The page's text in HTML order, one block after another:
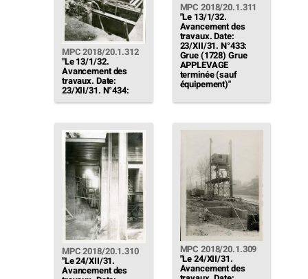
MPC 2018/20.1.312
"Le 13/1/32.
Avancement des
travaux. Date:
23/XII/31. N°434:
Claies rotatives
(depuis le 12/XII/31
On la voit tourner. La
2ème en cours de
montage"
MPC 2018/20.1.311
"Le 13/1/32.
Avancement des
travaux. Date:
23/XII/31. N°433:
Grue (1728) Grue
APPLEVAGE
terminée (sauf
équipement)"
MPC 2018/20.1.310
"Le 24/XII/31.
Avancement des
MPC 2018/20.1.309
"Le 24/XII/31.
Avancement des